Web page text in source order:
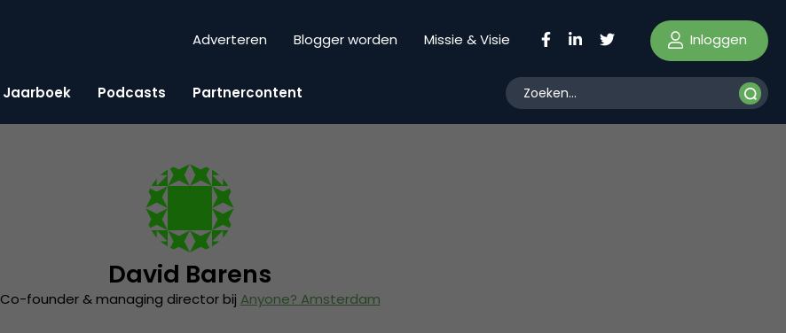
Adverteren Blogger worden Missie & Visie Inloggen
Jaarboek Podcasts Partnercontent
David Barens
Co-founder & managing director bij Anyone? Amsterdam